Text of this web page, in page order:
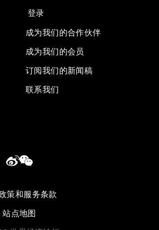
登录
成为我们的合作伙伴
成为我们的会员
订阅我们的新闻稿
联系我们
策和服务条款
站点地图